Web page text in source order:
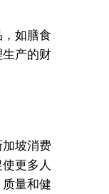
如膳食
生产的财
坡消费
更多人
量和健